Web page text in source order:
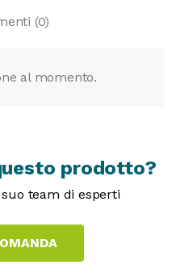
(0)
al momento.
prodotto?
team di esperti